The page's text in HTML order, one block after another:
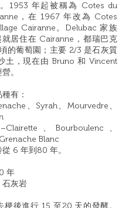
1953 年起被稱為 Cotes du
，在 1967 年改為 Cotes
Cairanne。Delubac 家族
就居住在 Cairanne，都瑞巴克
的葡萄園；主要 2/3 是石灰質
土，現在由 Bruno 和 Vincent
。
有：
、Syrah、Mourvedre、
、Bourboulenc、
Blanc
6 年到80 年。
年
石灰岩
梗後進行 15 至20 天的發酵。